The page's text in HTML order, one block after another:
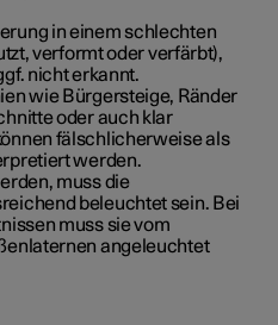
in einem schlechten
verformt oder verfärbt),
nicht erkannt.
wie Bürgersteige, Ränder
oder auch klar
fälschlicherweise als
werden.
muss die
beleuchtet sein. Bei
muss sie vom
angeleuchtet